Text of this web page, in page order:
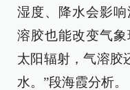
湿度、降水会影
溶胶也能改变气
太阳辐射，气溶胶
水。”段海霞分析。